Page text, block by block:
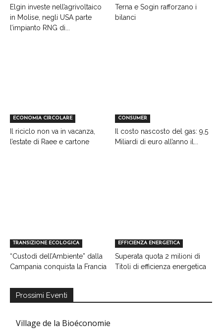
Elgin investe nell’agrivoltaico
in Molise, negli USA parte
l’impianto RNG di...
Terna e Sogin rafforzano i
bilanci
ECONOMIA CIRCOLARE
Il riciclo non va in vacanza,
l’estate di Raee e cartone
CONSUMER
Il costo nascosto del gas: 9,5
Miliardi di euro all’anno il...
TRANSIZIONE ECOLOGICA
“Custodi dell’Ambiente” dalla
Campania conquista la Francia
EFFICIENZA ENERGETICA
Superata quota 2 milioni di
Titoli di efficienza energetica
Prossimi Eventi
Village de la Bioéconomie